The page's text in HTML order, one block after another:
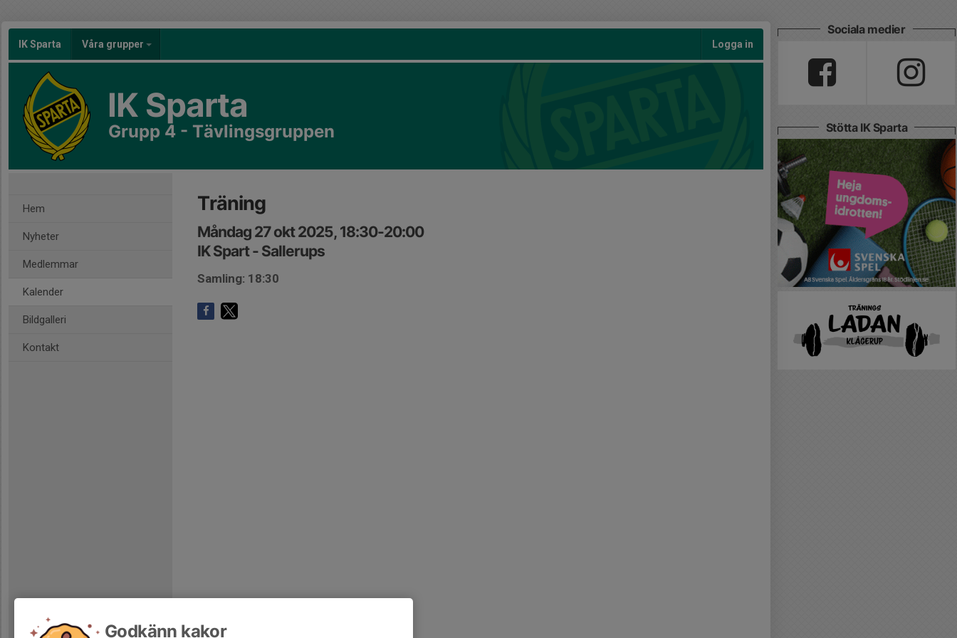
IK Sparta Våra grupper Logga in
IK Sparta
Grupp 4 - Tävlingsgruppen
Hem
Nyheter
Medlemmar
Kalender
Bildgalleri
Kontakt
Träning
Måndag 27 okt 2025, 18:30-20:00
IK Spart - Sallerups
Samling: 18:30
Sociala medier
Stötta IK Sparta
Godkänn kakor